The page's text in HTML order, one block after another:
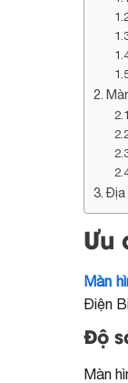
Địa
Ưu
Màn
Điện
Độ
Màn